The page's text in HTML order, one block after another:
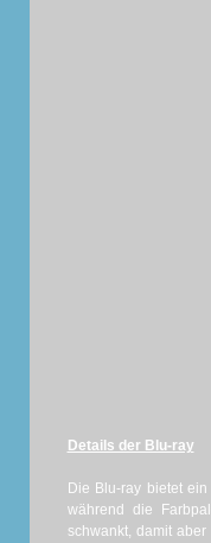
Details der Blu-ray
Die Blu-ray bietet
während die
schwankt, damit